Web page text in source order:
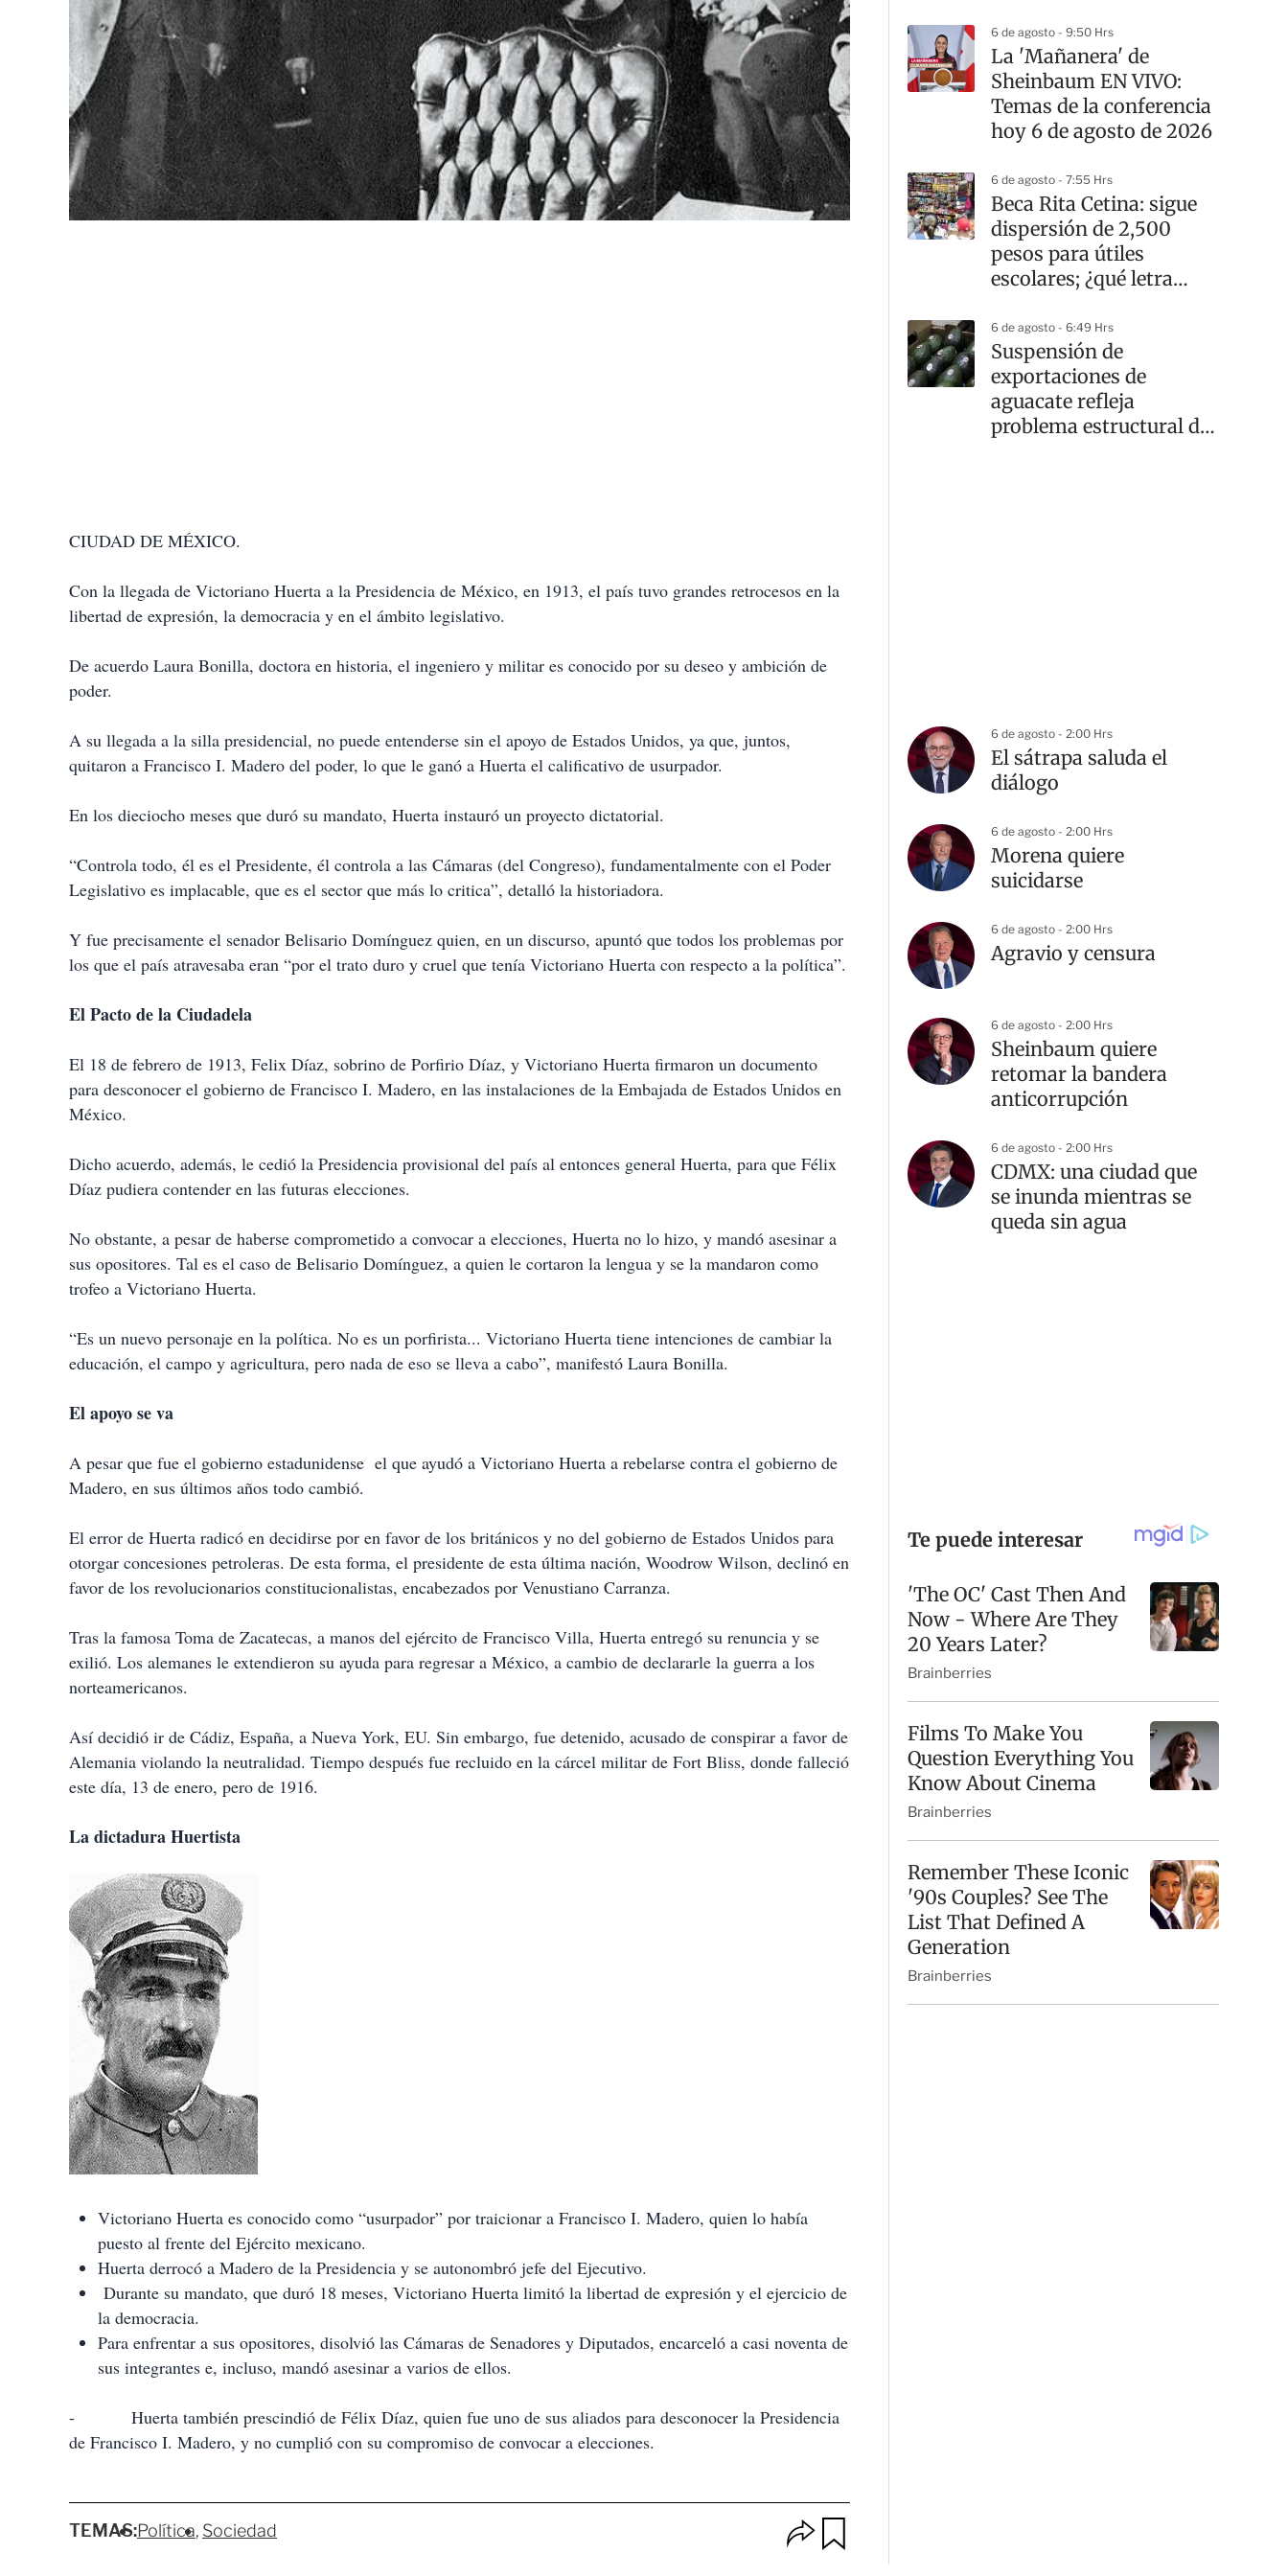
CIUDAD DE MÉXICO.
Con la llegada de Victoriano Huerta a la Presidencia de México, en 1913, el país tuvo grandes retrocesos en la
libertad de expresión, la democracia y en el ámbito legislativo.
De acuerdo Laura Bonilla, doctora en historia, el ingeniero y militar es conocido por su deseo y ambición de
poder.
A su llegada a la silla presidencial, no puede entenderse sin el apoyo de Estados Unidos, ya que, juntos,
quitaron a Francisco I. Madero del poder, lo que le ganó a Huerta el calificativo de usurpador.
En los dieciocho meses que duró su mandato, Huerta instauró un proyecto dictatorial.
“Controla todo, él es el Presidente, él controla a las Cámaras (del Congreso), fundamentalmente con el Poder
Legislativo es implacable, que es el sector que más lo critica”, detalló la historiadora.
Y fue precisamente el senador Belisario Domínguez quien, en un discurso, apuntó que todos los problemas por
los que el país atravesaba eran “por el trato duro y cruel que tenía Victoriano Huerta con respecto a la política”.
El Pacto de la Ciudadela
El 18 de febrero de 1913, Felix Díaz, sobrino de Porfirio Díaz, y Victoriano Huerta firmaron un documento
para desconocer el gobierno de Francisco I. Madero, en las instalaciones de la Embajada de Estados Unidos en
México.
Dicho acuerdo, además, le cedió la Presidencia provisional del país al entonces general Huerta, para que Félix
Díaz pudiera contender en las futuras elecciones.
No obstante, a pesar de haberse comprometido a convocar a elecciones, Huerta no lo hizo, y mandó asesinar a
sus opositores. Tal es el caso de Belisario Domínguez, a quien le cortaron la lengua y se la mandaron como
trofeo a Victoriano Huerta.
“Es un nuevo personaje en la política. No es un porfirista... Victoriano Huerta tiene intenciones de cambiar la
educación, el campo y agricultura, pero nada de eso se lleva a cabo”, manifestó Laura Bonilla.
El apoyo se va
A pesar que fue el gobierno estadunidense el que ayudó a Victoriano Huerta a rebelarse contra el gobierno de
Madero, en sus últimos años todo cambió.
El error de Huerta radicó en decidirse por en favor de los británicos y no del gobierno de Estados Unidos para
otorgar concesiones petroleras. De esta forma, el presidente de esta última nación, Woodrow Wilson, declinó en
favor de los revolucionarios constitucionalistas, encabezados por Venustiano Carranza.
Tras la famosa Toma de Zacatecas, a manos del ejército de Francisco Villa, Huerta entregó su renuncia y se
exilió. Los alemanes le extendieron su ayuda para regresar a México, a cambio de declararle la guerra a los
norteamericanos.
Así decidió ir de Cádiz, España, a Nueva York, EU. Sin embargo, fue detenido, acusado de conspirar a favor de
Alemania violando la neutralidad. Tiempo después fue recluido en la cárcel militar de Fort Bliss, donde falleció
este día, 13 de enero, pero de 1916.
La dictadura Huertista
Victoriano Huerta es conocido como “usurpador” por traicionar a Francisco I. Madero, quien lo había
puesto al frente del Ejército mexicano.
Huerta derrocó a Madero de la Presidencia y se autonombró jefe del Ejecutivo.
Durante su mandato, que duró 18 meses, Victoriano Huerta limitó la libertad de expresión y el ejercicio de
la democracia.
Para enfrentar a sus opositores, disolvió las Cámaras de Senadores y Diputados, encarceló a casi noventa de
sus integrantes e, incluso, mandó asesinar a varios de ellos.
- Huerta también prescindió de Félix Díaz, quien fue uno de sus aliados para desconocer la Presidencia
de Francisco I. Madero, y no cumplió con su compromiso de convocar a elecciones.
TEMAS:Política Sociedad
p
6 de agosto - 9:50 Hrs
La 'Mañanera' de
Sheinbaum EN VIVO:
Temas de la conferencia
hoy 6 de agosto de 2026
6 de agosto - 7:55 Hrs
Beca Rita Cetina: sigue
dispersión de 2,500
pesos para útiles
escolares; ¿qué letra
6 de agosto - 6:49 Hrs
Suspensión de
exportaciones de
aguacate refleja
problema estructural de
6 de agosto - 2:00 Hrs
El sátrapa saluda el
diálogo
6 de agosto - 2:00 Hrs
Morena quiere
suicidarse
6 de agosto - 2:00 Hrs
Agravio y censura
6 de agosto - 2:00 Hrs
Sheinbaum quiere
retomar la bandera
anticorrupción
6 de agosto - 2:00 Hrs
CDMX: una ciudad que
se inunda mientras se
queda sin agua